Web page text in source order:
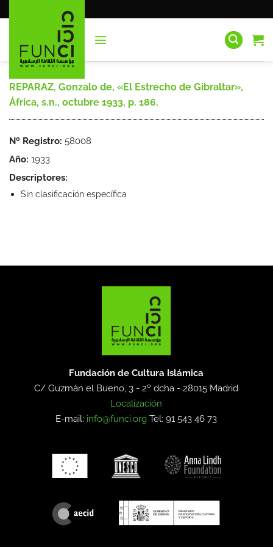
al
REPARAZ, Gonzalo de, «El Estrecho de Gibraltar»,
África, s.n., octubre 1933, p. 186.
Nº Registro: 58008
Año: 1933
Descriptores:
Sin clasificación específica
Fundación de Cultura Islámica
C/ Guzmán el Bueno, 3 - 2º dcha -28015 Madrid
Localización
E-mail: info@funci.org Tel: 91 543 46 73